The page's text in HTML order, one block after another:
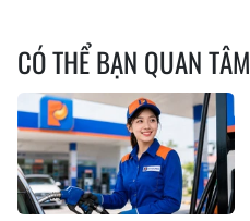
CÓ THỂ BẠN QUAN TÂM